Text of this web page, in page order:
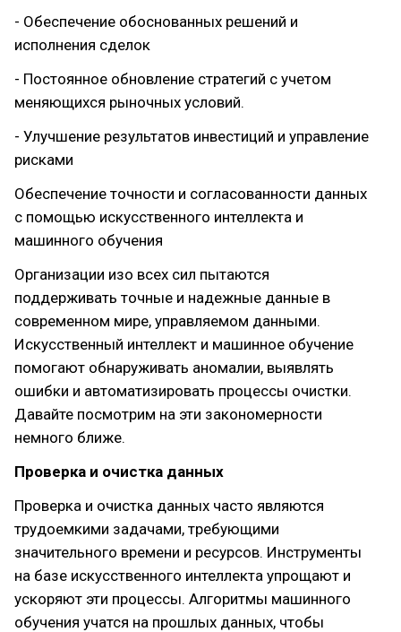
- Обеспечение обоснованных решений и
исполнения сделок
- Постоянное обновление стратегий с учетом
меняющихся рыночных условий.
- Улучшение результатов инвестиций и управление
рисками
Обеспечение точности и согласованности данных
с помощью искусственного интеллекта и
машинного обучения
Организации изо всех сил пытаются
поддерживать точные и надежные данные в
современном мире, управляемом данными.
Искусственный интеллект и машинное обучение
помогают обнаруживать аномалии, выявлять
ошибки и автоматизировать процессы очистки.
Давайте посмотрим на эти закономерности
немного ближе.
Проверка и очистка данных
Проверка и очистка данных часто являются
трудоемкими задачами, требующими
значительного времени и ресурсов. Инструменты
на базе искусственного интеллекта упрощают и
ускоряют эти процессы. Алгоритмы машинного
обучения учатся на прошлых данных, чтобы